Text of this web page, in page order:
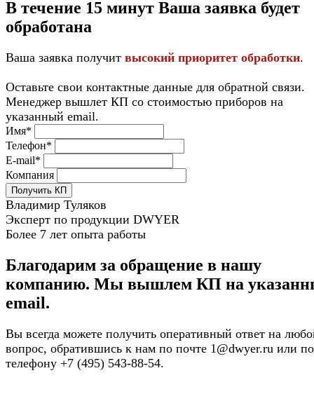
В течение 15 минут Ваша заявка будет
обработана
Ваша заявка получит высокий приоритет обработки.
Оставьте свои контактные данные для обратной связи.
Менеджер вышлет КП со стоимостью приборов на
указанный email.
Имя*
Телефон*
E-mail*
Компания
Получить КП
Владимир Туляков
Эксперт по продукции DWYER
Более 7 лет опыта работы
Благодарим за обращение в нашу
компанию. Мы вышлем КП на
email.
Вы всегда можете получить оперативный ответ на
вопрос, обратившись к нам по почте 1@dwyer.ru или по
телефону +7 (495) 543-88-54.